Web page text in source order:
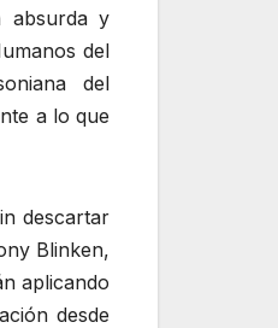
absurda y
del
del
a lo que
descartar
Blinken,
aplicando
desde